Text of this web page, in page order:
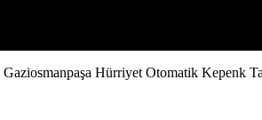
Gaziosmanpaşa Hürriyet Otomatik Kepenk